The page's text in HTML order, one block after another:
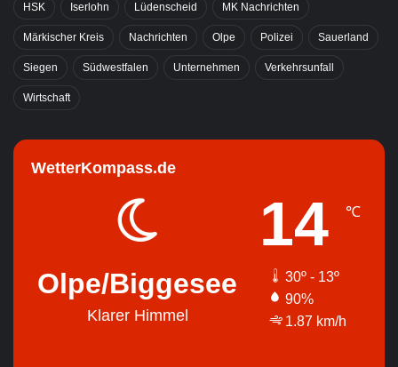
HSK Iserlohn Lüdenscheid MK Nachrichten
Märkischer Kreis Nachrichten Olpe Polizei Sauerland
Siegen Südwestfalen Unternehmen Verkehrsunfall
Wirtschaft
WetterKompass.de
Olpe/Biggesee
Klarer Himmel
14 ℃
30º - 13º
90%
1.87 km/h